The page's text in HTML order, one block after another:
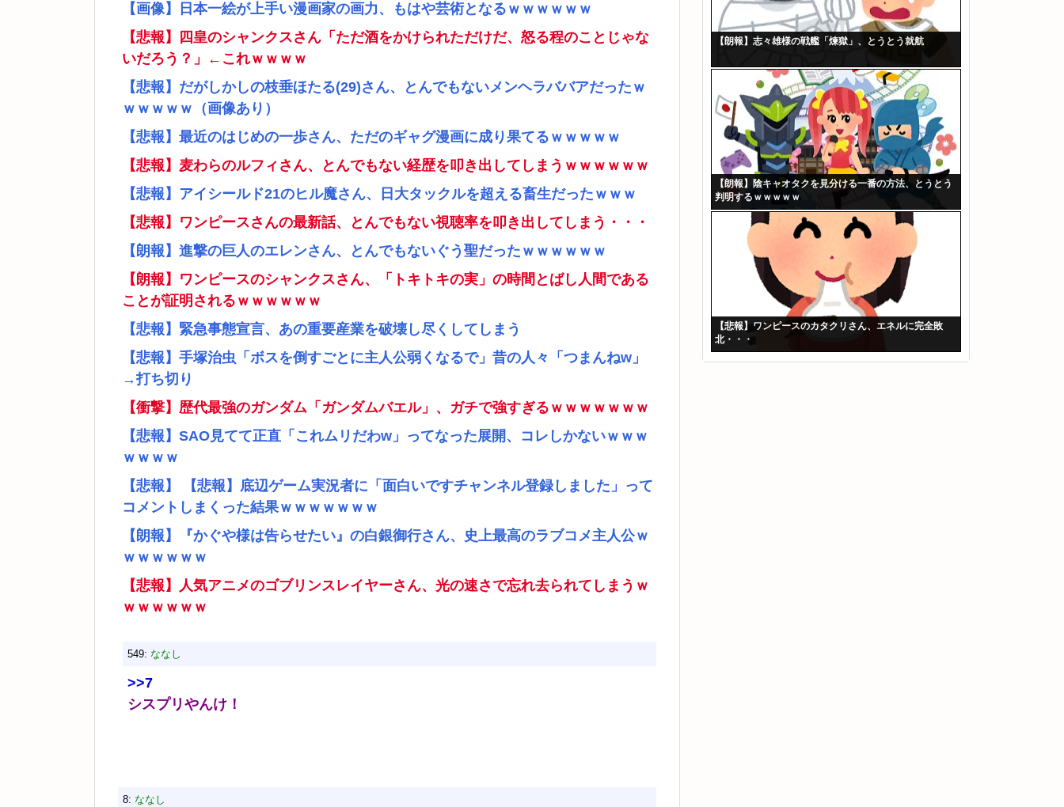
【画像】日本一絵が上手い漫画家の画力、もはや芸術となるｗｗｗｗｗｗ
【悲報】四皇のシャンクスさん「ただ酒をかけられただけだ、怒る程のことじゃな
いだろう？」←これｗｗｗｗ
【悲報】だがしかしの枝垂ほたる(29)さん、とんでもないメンヘラババアだったｗ
ｗｗｗｗｗ（画像あり）
【悲報】最近のはじめの一歩さん、ただのギャグ漫画に成り果てるｗｗｗｗｗ
【悲報】麦わらのルフィさん、とんでもない経歴を叩き出してしまうｗｗｗｗｗｗ
【悲報】アイシールド21のヒル魔さん、日大タックルを超える畜生だったｗｗｗ
【悲報】ワンピースさんの最新話、とんでもない視聴率を叩き出してしまう・・・
【朗報】進撃の巨人のエレンさん、とんでもないぐう聖だったｗｗｗｗｗｗ
【朗報】ワンピースのシャンクスさん、「トキトキの実」の時間とばし人間である
ことが証明されるｗｗｗｗｗｗ
【悲報】緊急事態宣言、あの重要産業を破壊し尽くしてしまう
【悲報】手塚治虫「ボスを倒すごとに主人公弱くなるで」昔の人々「つまんねw」
→打ち切り
【衝撃】歴代最強のガンダム「ガンダムバエル」、ガチで強すぎるｗｗｗｗｗｗｗ
【悲報】SAO見てて正直「これムリだわw」ってなった展開、コレしかないｗｗｗ
ｗｗｗｗ
【悲報】 【悲報】底辺ゲーム実況者に「面白いですチャンネル登録しました」って
コメントしまくった結果ｗｗｗｗｗｗｗ
【朗報】『かぐや様は告らせたい』の白銀御行さん、史上最高のラブコメ主人公ｗ
ｗｗｗｗｗｗ
【悲報】人気アニメのゴブリンスレイヤーさん、光の速さで忘れ去られてしまうｗ
ｗｗｗｗｗｗ
549: ななし
>>7
シスプリやんけ！
8: ななし
【朗報】志々雄様の戦艦「煉獄」、とうとう就航
【朗報】陰キャオタクを見分ける一番の方法、とうとう
判明するｗｗｗｗｗ
【悲報】ワンピースのカタクリさん、エネルに完全敗
北・・・